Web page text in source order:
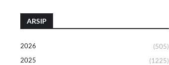
ARSIP
2026
(505)
2025
(1225)